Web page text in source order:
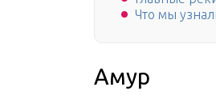
Что мы
Амур